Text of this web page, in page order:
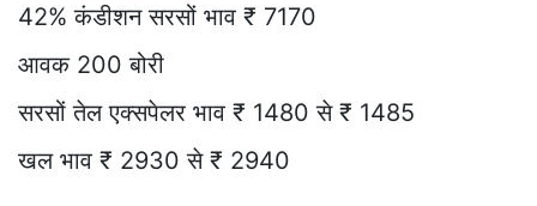
42% कंडीशन सरसों भाव ₹ 7170
आवक 200 बोरी
सरसों तेल एक्सपेलर भाव ₹ 1480 से ₹ 1485
खल भाव ₹ 2930 से ₹ 2940